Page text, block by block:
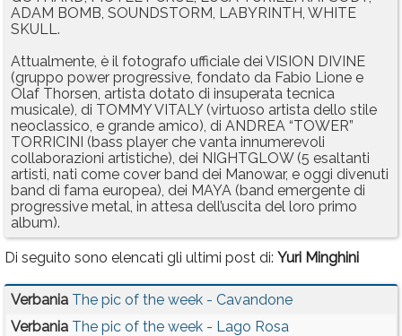
ADAM BOMB, SOUNDSTORM, LABYRINTH, WHITE
SKULL.
Attualmente, è il fotografo ufficiale dei VISION DIVINE
(gruppo power progressive, fondato da Fabio Lione e
Olaf Thorsen, artista dotato di insuperata tecnica
musicale), di TOMMY VITALY (virtuoso artista dello stile
neoclassico, e grande amico), di ANDREA “TOWER”
TORRICINI (bass player che vanta innumerevoli
collaborazioni artistiche), dei NIGHTGLOW (5 esaltanti
artisti, nati come cover band dei Manowar, e oggi divenuti
band di fama europea), dei MAYA (band emergente di
progressive metal, in attesa dell’uscita del loro primo
album).
Di seguito sono elencati gli ultimi post di: Yuri Minghini
Verbania The pic of the week - Cavandone
Verbania The pic of the week - Lago Rosa